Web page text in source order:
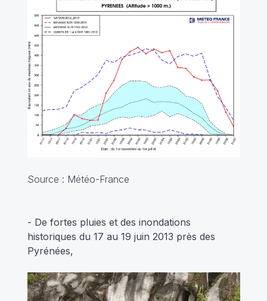
Source : Météo-France
- De fortes pluies et des inondations
historiques du 17 au 19 juin 2013 près des
Pyrénées,